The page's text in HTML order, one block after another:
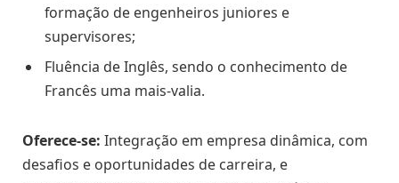
formação de engenheiros juniores e
supervisores;
Fluência de Inglês, sendo o conhecimento de
Francês uma mais-valia.
Oferece-se: Integração em empresa dinâmica, com
desafios e oportunidades de carreira, e